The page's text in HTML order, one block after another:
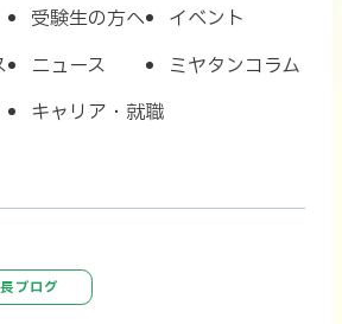
受験生の方へ
イベント
ニュース
ミヤタンコラム
キャリア・就職
ブログ